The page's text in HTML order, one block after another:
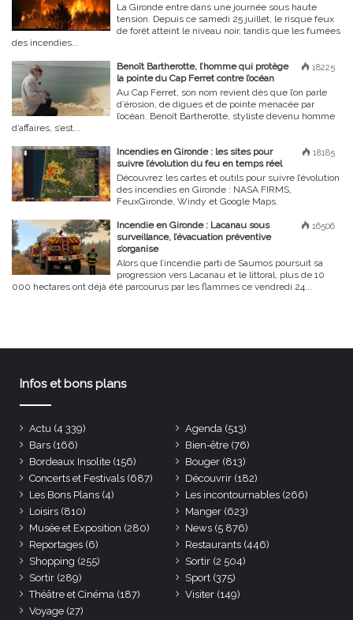
La Gironde entre dans une journée sous haute
tension. Depuis ce samedi 25 juillet, le risque feux
de forêt atteint le niveau noir, tandis que les fumées
des incendies...
18225
Benoît Bartherotte, l’homme qui protège
la pointe du Cap Ferret contre l’océan
Au Cap Ferret, son nom revient dès que l’on parle
d’érosion, de digues et de pointe menacée par
l’océan. Benoît Bartherotte, styliste devenu homme
d’affaires, s’est...
18185
Incendies en Gironde : les sites pour
suivre l’évolution du feu en temps réel
Découvrez les cartes et outils pour suivre l’évolution
des incendies en Gironde : NASA FIRMS,
FeuxGironde, Windy et Google Maps.
16506
Incendie en Gironde : Lacanau sous
surveillance, l’évacuation préventive
s’organise
Alors que l’incendie parti de Saumos poursuit sa
progression vers Lacanau et le littoral, plus de 10
000 hectares ont déjà été parcourus par les flammes ce vendredi 24...
Infos et bons plans
Actu (4 339) Agenda (513)
Bars (166) Bien-être (76)
Bordeaux Insolite (156) Bouger (813)
Concerts et Festivals (687) Découvrir (182)
Les Bons Plans (4) Les incontournables (266)
Loisirs (810) Manger (623)
Musée et Exposition (280) News (5 876)
Reportages (6) Restaurants (446)
Shopping (255) Sortir (2 504)
Sortir (289) Sport (375)
Théâtre et Cinéma (187) Visiter (149)
Voyage (27)